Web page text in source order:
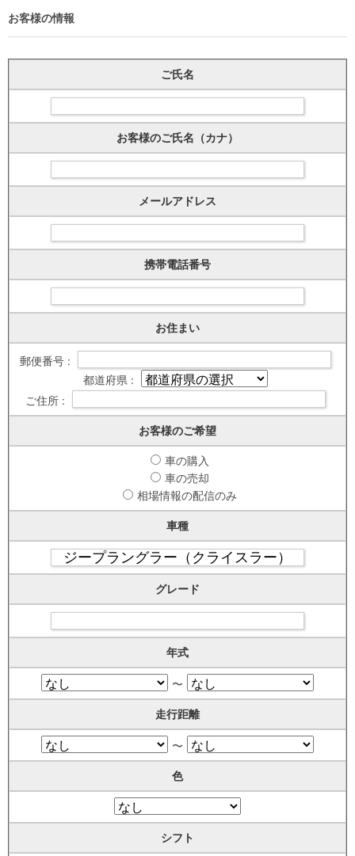
お客様の情報
ご氏名
お客様のご氏名（カナ）
メールアドレス
携帯電話番号
お住まい
郵便番号 :
都道府県 :
ご住所 :
お客様のご希望
車の購入
車の売却
相場情報の配信のみ
車種
グレード
年式
〜
走行距離
〜
色
シフト